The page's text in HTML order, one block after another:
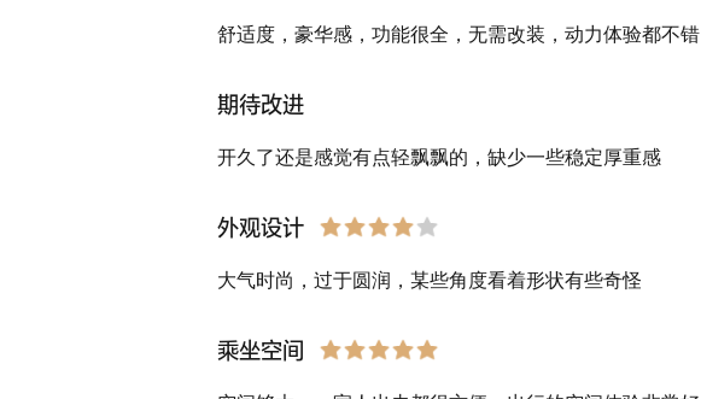
舒适度，豪华感，功能很全，无需改装，动力体验都不错
期待改进
开久了还是感觉有点轻飘飘的，缺少一些稳定厚重感
外观设计
大气时尚，过于圆润，某些角度看着形状有些奇怪
乘坐空间